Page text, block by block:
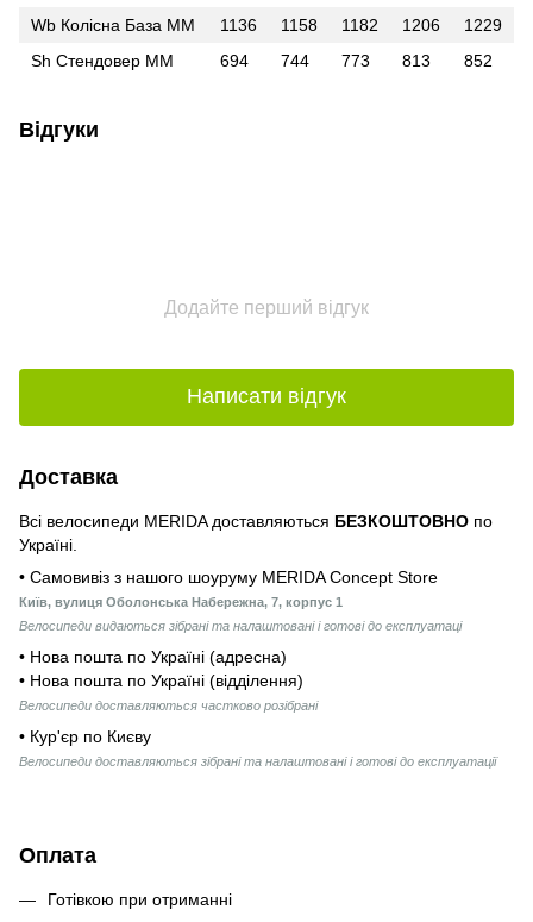
Wb Колісна База ММ
1136 1158 1182 1206
1229
Sh Стендовер ММ
694 744 773 813 852
Відгуки
Додайте перший відгук
Написати відгук
Доставка
Всі велосипеди MERIDA доставляються БЕЗКОШТОВНО по
Україні.
• Самовивіз з нашого шоуруму MERIDA Concept Store
Київ, вулиця Оболонська Набережна, 7, корпус 1
Велосипеди видаються зібрані та налаштовані і готові до експлуатаці
• Нова пошта по Україні (адресна)
• Нова пошта по Україні (відділення)
Велосипеди доставляються частково розібрані
• Кур'єр по Києву
Велосипеди доставляються зібрані та налаштовані і готові до експлуатації
Оплата
Готівкою при отриманні